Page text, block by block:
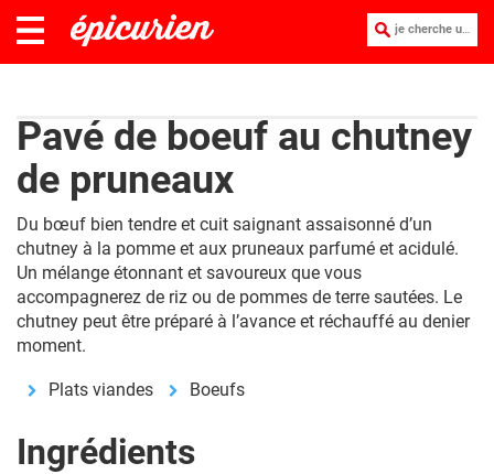
je cherche une recette :
Pavé de boeuf au chutney
de pruneaux
Du bœuf bien tendre et cuit saignant assaisonné d’un
chutney à la pomme et aux pruneaux parfumé et acidulé.
Un mélange étonnant et savoureux que vous
accompagnerez de riz ou de pommes de terre sautées. Le
chutney peut être préparé à l’avance et réchauffé au denier
moment.
Plats viandes Boeufs
Ingrédients